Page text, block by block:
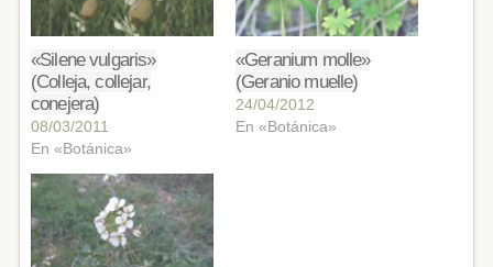
«Silene vulgaris»
(Colleja, collejar,
conejera)
08/03/2011
En «Botánica»
«Geranium molle»
(Geranio muelle)
24/04/2012
En «Botánica»